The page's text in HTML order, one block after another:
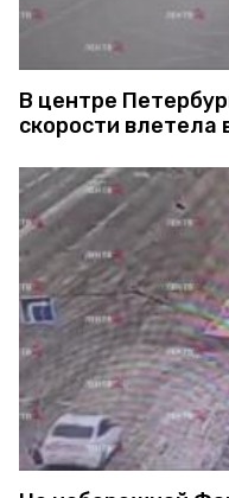
В центре
скорости влетела